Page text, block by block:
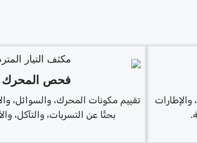
فحص المحرك
تقييم مكونات المحرك، والسوائل،
بحثًا عن التسربات، والتآكل،